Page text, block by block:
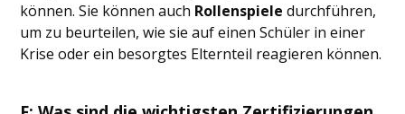
können. Sie können auch Rollenspiele durchführen,
um zu beurteilen, wie sie auf einen Schüler in einer
Krise oder ein besorgtes Elternteil reagieren können.